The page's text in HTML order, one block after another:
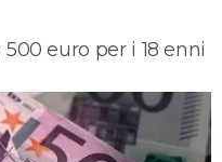
euro per i 18 enni